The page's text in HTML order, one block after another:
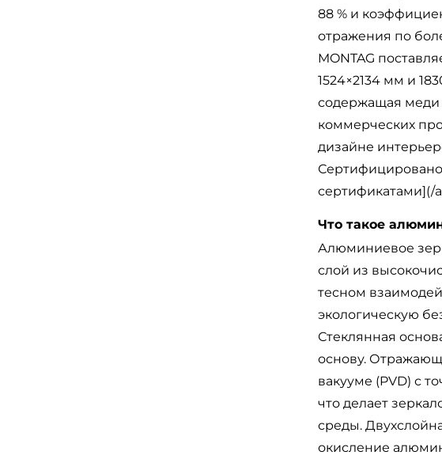
88 % и
отражения по
MONTAG
1524×2134 мм и
содержащая меди
коммерческих
дизайне
сертификатами](/
Что такое
Алюминиевое
слой из
тесном
экологическую
Стеклянная
основу.
вакууме (PVD) с
что делает
среды.
окисление